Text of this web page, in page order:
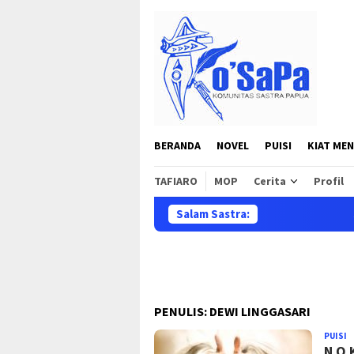
konten
BERANDA NOVEL PUISI KIAT
TAFIARO MOP Cerita Profil
Salam Sastra: Selamat
PENULIS: DEWI LINGGASARI
PUISI